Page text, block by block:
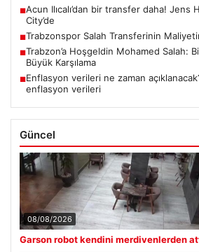
■Acun Ilıcalı’dan bir transfer daha! Jens
City’de
■Trabzonspor Salah Transferinin
■Trabzon’a Hoşgeldin Mohamed Salah:
Büyük Karşılama
■Enflasyon verileri ne zaman
enflasyon verileri
Güncel
08/08/2026
Garson robot kendini merdivenlerden